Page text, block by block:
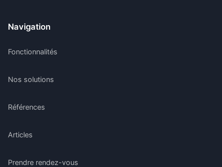
Navigation
Fonctionnalités
Nos solutions
Références
Articles
Prendre rendez-vous